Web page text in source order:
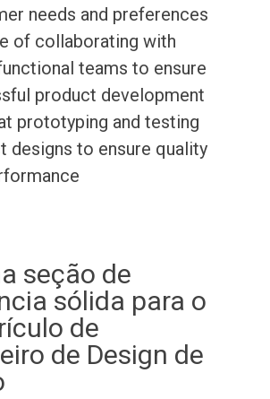
needs and preferences
of collaborating with
teams to ensure
product development
prototyping and testing
designs to ensure quality
seção de
sólida para o
de
de Design de